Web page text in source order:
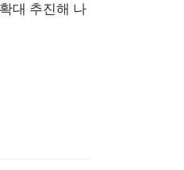
대 추진해 나